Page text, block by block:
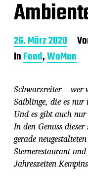
B
e
i
a
g
s
d
a
t
u
m
26. März 2020
InFood,WoMan
Schwarzreiter – wer
Saiblinge, die es nur
Und es gibt auch
In den Genuss
gerade
Sternerestaurant
Jahreszeiten